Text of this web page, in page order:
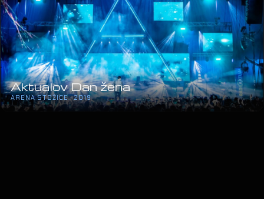
Aktualov Dan žena
ARENA STOŽICE · 2019